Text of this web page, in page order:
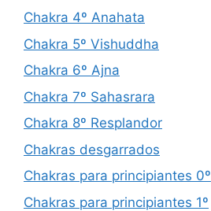
Chakra 4º Anahata
Chakra 5º Vishuddha
Chakra 6º Ajna
Chakra 7º Sahasrara
Chakra 8º Resplandor
Chakras desgarrados
Chakras para principiantes 0º
Chakras para principiantes 1º